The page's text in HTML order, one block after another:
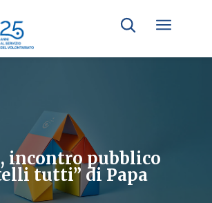
incontro pubblico
tutti” di Papa